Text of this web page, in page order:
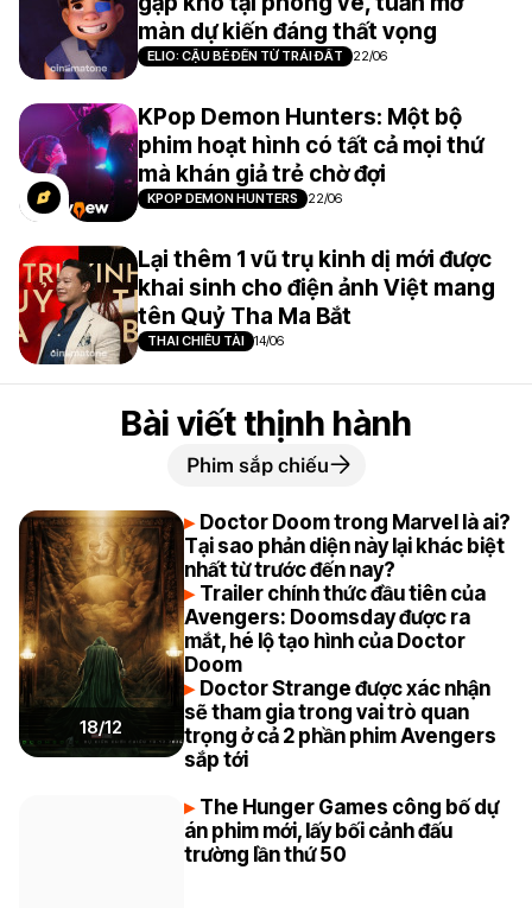
màn dự kiến đáng thất vọng
ELIO: CẬU BÉ ĐẾN TỪ TRÁI ĐẤT 22/06
KPop Demon Hunters: Một bộ
phim hoạt hình có tất cả mọi thứ
mà khán giả trẻ chờ đợi
KPOP DEMON HUNTERS 22/06
Lại thêm 1 vũ trụ kinh dị mới được
khai sinh cho điện ảnh Việt mang
tên Quỷ Tha Ma Bắt
THAI CHIÊU TÀI 14/06
Bài viết thịnh hành
Phim sắp chiếu
18/12
Doctor Doom trong Marvel là ai?
Tại sao phản diện này lại khác biệt
nhất từ trước đến nay?
Trailer chính thức đầu tiên của
Avengers: Doomsday được ra
mắt, hé lộ tạo hình của Doctor
Doom
Doctor Strange được xác nhận
sẽ tham gia trong vai trò quan
trọng ở cả 2 phần phim Avengers
sắp tới
The Hunger Games công bố dự
án phim mới, lấy bối cảnh đấu
trường lần thứ 50